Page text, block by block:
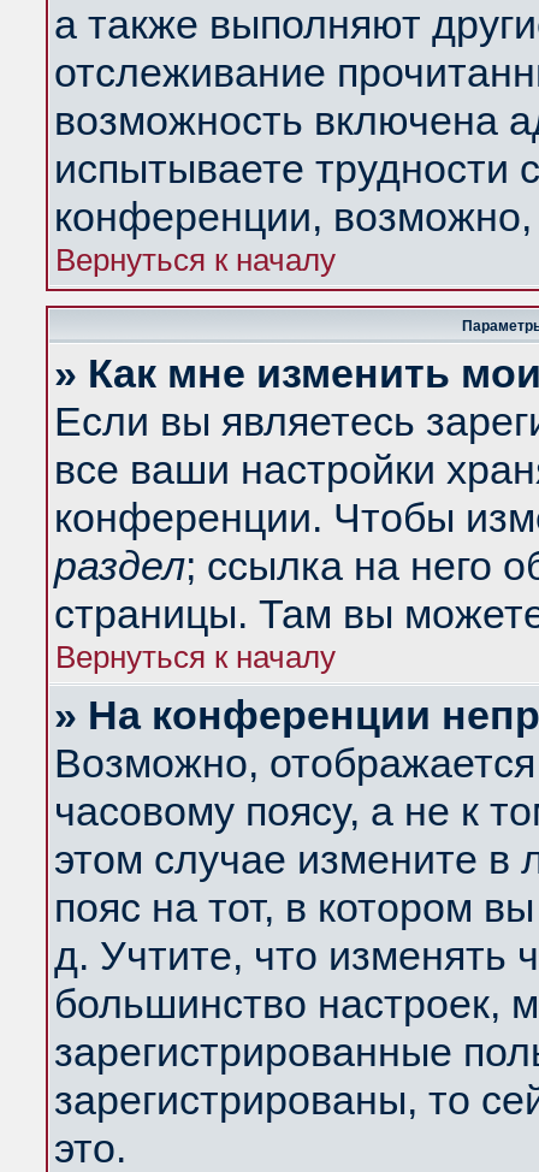
а также выполняют
отслеживание
возможность включена
испытываете трудности
конференции,
Вернуться к началу
» Как мне изменить
Если вы являетесь
все ваши настройки
конференции. Чтобы
раздел; ссылка на него
страницы. Там вы
Вернуться к началу
» На конференции
Возможно,
часовому поясу, а не к
этом случае измените в
пояс на тот, в котором
д. Учтите, что изменять
большинство настроек,
зарегистрированные
зарегистрированы, то
это.